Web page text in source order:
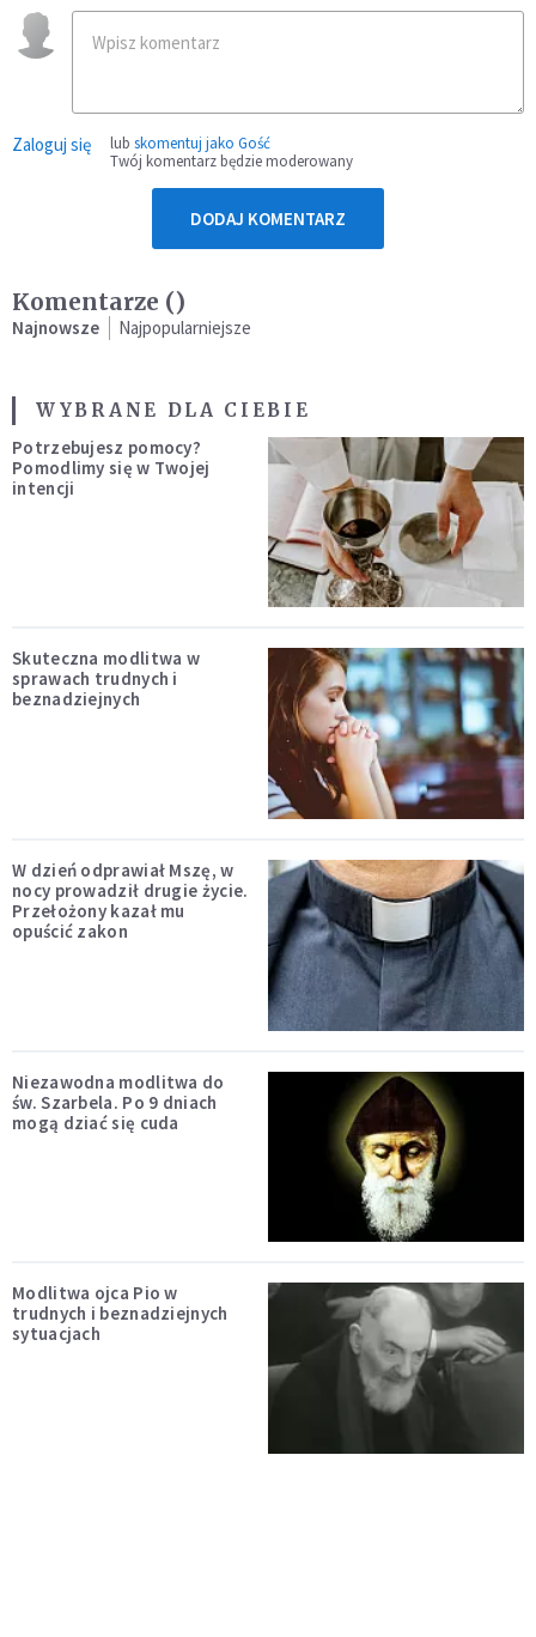
Zaloguj się lub skomentuj jako Gość
Twój komentarz będzie moderowany
DODAJ KOMENTARZ
Komentarze ()
Najnowsze Najpopularniejsze
WYBRANE DLA CIEBIE
Potrzebujesz pomocy?
Pomodlimy się w Twojej
intencji
Skuteczna modlitwa w
sprawach trudnych i
beznadziejnych
W dzień odprawiał Mszę, w
nocy prowadził drugie życie.
Przełożony kazał mu
opuścić zakon
Niezawodna modlitwa do
św. Szarbela. Po 9 dniach
mogą dziać się cuda
Modlitwa ojca Pio w
trudnych i beznadziejnych
sytuacjach